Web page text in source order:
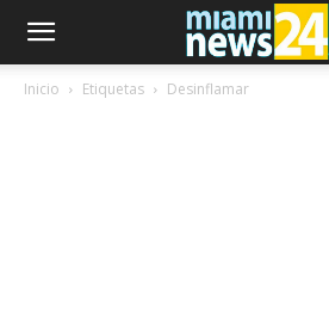
Inicio Etiquetas Desinflamar